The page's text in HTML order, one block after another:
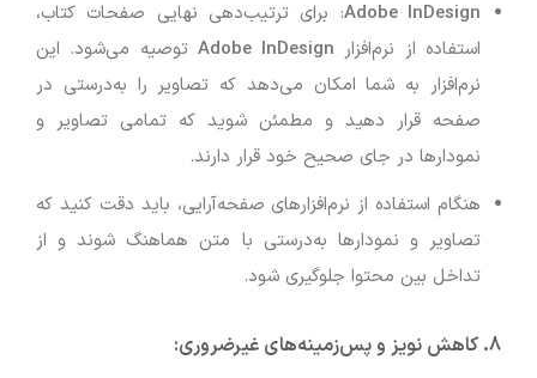
Adobe InDesign: برای ترتیب‌دهی نهایی صفحات کتاب،
استفاده از نرم‌افزار Adobe InDesignتوصیه می‌شود. این
نرم‌افزار به شما امکان می‌دهد که تصاویر را به‌درستی در
صفحه قرار دهید و مطمئن شوید که تمامی تصاویر و
نمودارها در جای صحیح خود قرار دارند.
هنگام استفاده از نرم‌افزارهای صفحه‌آرایی، باید دقت کنید که
تصاویر و نمودارها به‌درستی با متن هماهنگ شوند و از
تداخل بین محتوا جلوگیری شود.
8. کاهش نویز و پس‌زمینه‌های غیرضروری: